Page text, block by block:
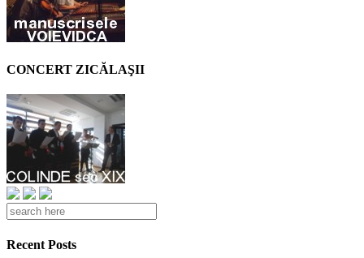
CONCERT ZICĂLAŞII
Recent Posts